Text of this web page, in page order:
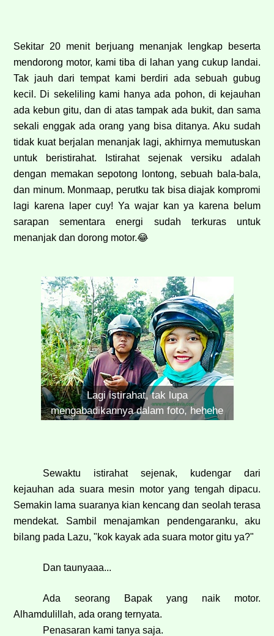
Sekitar 20 menit berjuang menanjak lengkap beserta
mendorong motor, kami tiba di lahan yang cukup landai.
Tak jauh dari tempat kami berdiri ada sebuah gubug
kecil. Di sekeliling kami hanya ada pohon, di kejauhan
ada kebun gitu, dan di atas tampak ada bukit, dan sama
sekali enggak ada orang yang bisa ditanya. Aku sudah
tidak kuat berjalan menanjak lagi, akhirnya memutuskan
untuk beristirahat. Istirahat sejenak versiku adalah
dengan memakan sepotong lontong, sebuah bala-bala,
dan minum. Monmaap, perutku tak bisa diajak kompromi
lagi karena laper cuy! Ya wajar kan ya karena belum
sarapan sementara energi sudah terkuras untuk
menanjak dan dorong motor.😂
Lagi istirahat, tak lupa
mengabadikannya dalam foto, hehehe
Sewaktu istirahat sejenak, kudengar dari
kejauhan ada suara mesin motor yang tengah dipacu.
Semakin lama suaranya kian kencang dan seolah terasa
mendekat. Sambil menajamkan pendengaranku, aku
bilang pada Lazu, "kok kayak ada suara motor gitu ya?"
Dan taunyaaa...
Ada seorang Bapak yang naik motor.
Alhamdulillah, ada orang ternyata.
Penasaran kami tanya saja.